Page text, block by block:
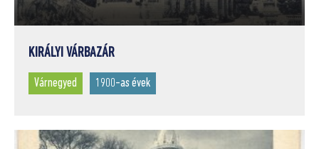
KIRÁLYI VÁRBAZÁR
Várnegyed 1900-as évek